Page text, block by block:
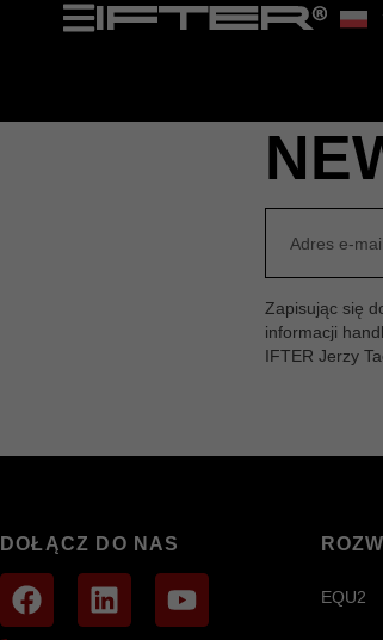
Zapisując się
informacji
IFTER Jerzy
DOŁĄCZ DO NAS
EQU2